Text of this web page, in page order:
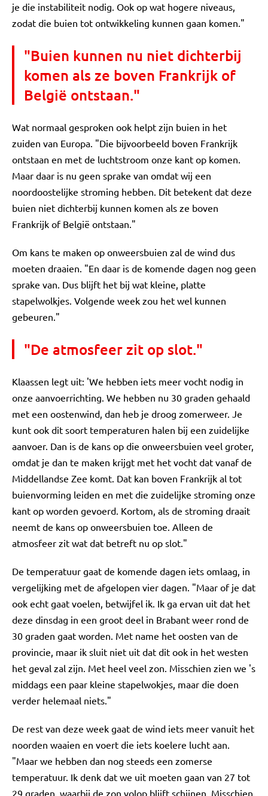
je die instabiliteit nodig. Ook op wat hogere niveaus,
zodat die buien tot ontwikkeling kunnen gaan komen."
"Buien kunnen nu niet dichterbij
komen als ze boven Frankrijk of
België ontstaan."
Wat normaal gesproken ook helpt zijn buien in het
zuiden van Europa. "Die bijvoorbeeld boven Frankrijk
ontstaan en met de luchtstroom onze kant op komen.
Maar daar is nu geen sprake van omdat wij een
noordoostelijke stroming hebben. Dit betekent dat deze
buien niet dichterbij kunnen komen als ze boven
Frankrijk of België ontstaan."
Om kans te maken op onweersbuien zal de wind dus
moeten draaien. "En daar is de komende dagen nog geen
sprake van. Dus blijft het bij wat kleine, platte
stapelwolkjes. Volgende week zou het wel kunnen
gebeuren."
"De atmosfeer zit op slot."
Klaassen legt uit: 'We hebben iets meer vocht nodig in
onze aanvoerrichting. We hebben nu 30 graden gehaald
met een oostenwind, dan heb je droog zomerweer. Je
kunt ook dit soort temperaturen halen bij een zuidelijke
aanvoer. Dan is de kans op die onweersbuien veel groter,
omdat je dan te maken krijgt met het vocht dat vanaf de
Middellandse Zee komt. Dat kan boven Frankrijk al tot
buienvorming leiden en met die zuidelijke stroming onze
kant op worden gevoerd. Kortom, als de stroming draait
neemt de kans op onweersbuien toe. Alleen de
atmosfeer zit wat dat betreft nu op slot."
De temperatuur gaat de komende dagen iets omlaag, in
vergelijking met de afgelopen vier dagen. "Maar of je dat
ook echt gaat voelen, betwijfel ik. Ik ga ervan uit dat het
deze dinsdag in een groot deel in Brabant weer rond de
30 graden gaat worden. Met name het oosten van de
provincie, maar ik sluit niet uit dat dit ook in het westen
het geval zal zijn. Met heel veel zon. Misschien zien we 's
middags een paar kleine stapelwokjes, maar die doen
verder helemaal niets."
De rest van deze week gaat de wind iets meer vanuit het
noorden waaien en voert die iets koelere lucht aan.
"Maar we hebben dan nog steeds een zomerse
temperatuur. Ik denk dat we uit moeten gaan van 27 tot
29 graden, waarbij de zon volop blijft schijnen. Misschien